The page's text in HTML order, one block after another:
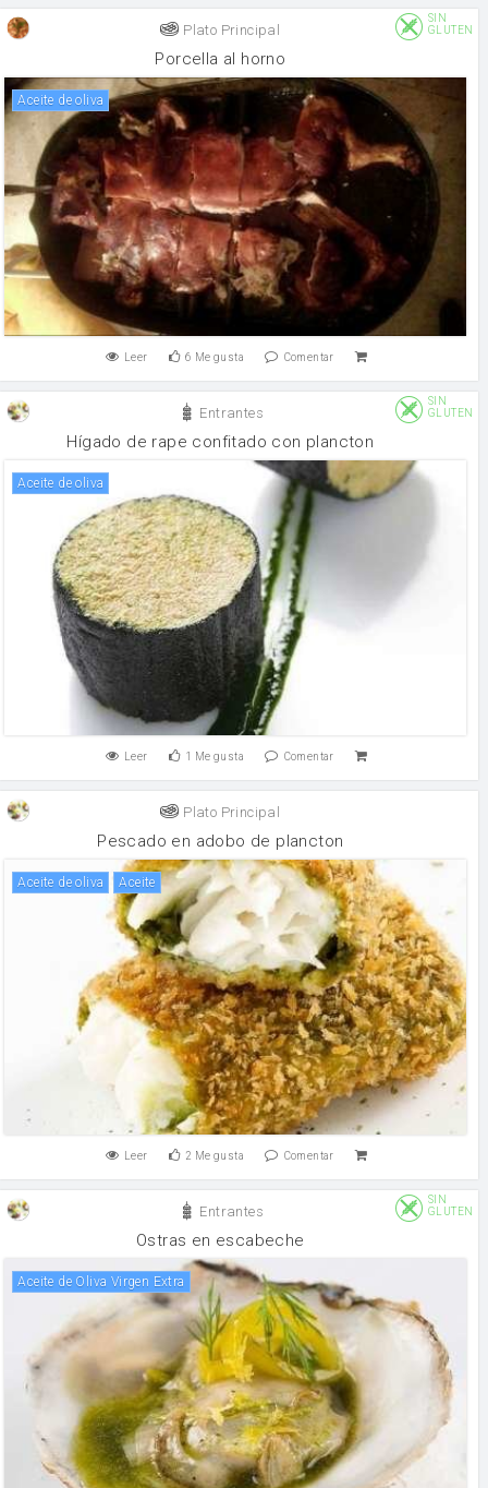
Plato Principal
SIN
GLUTEN
Porcella al horno
aceite de oliva
Leer 6 Me gusta Comentar
Entrantes
SIN
GLUTEN
Hígado de rape confitado con plancton
aceite de oliva
Leer 1 Me gusta Comentar
Plato Principal
Pescado en adobo de plancton
aceite de oliva aceite
Leer 2 Me gusta Comentar
Entrantes
SIN
GLUTEN
Ostras en escabeche
Aceite de Oliva Virgen Extra